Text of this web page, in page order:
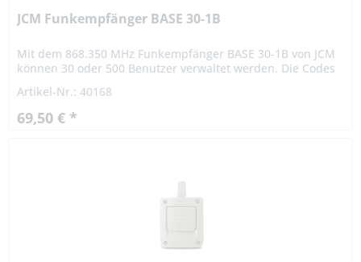
JCM Funkempfänger BASE 30-1B
Mit dem 868.350 MHz Funkempfänger BASE 30-1B von JCM
können 30 oder 500 Benutzer verwaltet werden. Die Codes
oder...
Artikel-Nr.: 40168
69,50 € *